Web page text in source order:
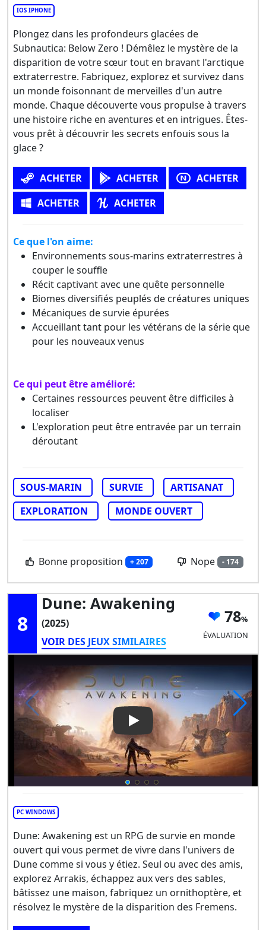
IOS IPHONE
Plongez dans les profondeurs glacées de
Subnautica: Below Zero ! Démêlez le mystère de la
disparition de votre sœur tout en bravant l'arctique
extraterrestre. Fabriquez, explorez et survivez dans
un monde foisonnant de merveilles d'un autre
monde. Chaque découverte vous propulse à travers
une histoire riche en aventures et en intrigues. Êtes-
vous prêt à découvrir les secrets enfouis sous la
glace ?
ACHETER ACHETER
ACHETER
ACHETER
ACHETER
Ce que l'on aime:
Environnements sous-marins extraterrestres à
couper le souffle
Récit captivant avec une quête personnelle
Biomes diversifiés peuplés de créatures uniques
Mécaniques de survie épurées
Accueillant tant pour les vétérans de la série que
pour les nouveaux venus
Ce qui peut être amélioré:
Certaines ressources peuvent être difficiles à
localiser
L'exploration peut être entravée par un terrain
déroutant
SOUS-MARIN SURVIE
ARTISANAT
EXPLORATION
MONDE OUVERT
Bonne proposition + 207 Nope - 174
8
Dune: Awakening
(2025)
VOIR DES JEUX SIMILAIRES
78
ÉVALUATION
Play Video: Dune: Awakening
PC WINDOWS
Dune: Awakening est un RPG de survie en monde
ouvert qui vous permet de vivre dans l'univers de
Dune comme si vous y étiez. Seul ou avec des amis,
explorez Arrakis, échappez aux vers des sables,
bâtissez une maison, fabriquez un ornithoptère, et
résolvez le mystère de la disparition des Fremens.